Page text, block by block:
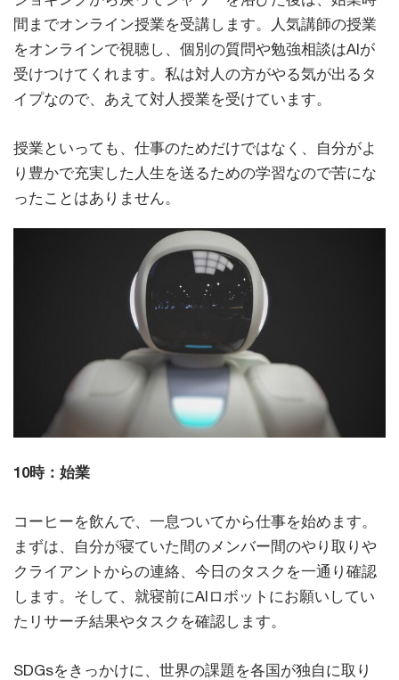
間までオンライン授業を受講します。人気講師の授業
をオンラインで視聴し、個別の質問や勉強相談はAIが
受けつけてくれます。私は対人の方がやる気が出るタ
イプなので、あえて対人授業を受けています。
授業といっても、仕事のためだけではなく、自分がよ
り豊かで充実した人生を送るための学習なので苦にな
ったことはありません。
10時：始業
コーヒーを飲んで、一息ついてから仕事を始めます。
まずは、自分が寝ていた間のメンバー間のやり取りや
クライアントからの連絡、今日のタスクを一通り確認
します。そして、就寝前にAIロボットにお願いしてい
たリサーチ結果やタスクを確認します。
SDGsをきっかけに、世界の課題を各国が独自に取り